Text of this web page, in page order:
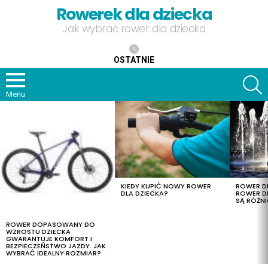
Rowerek dla dziecka
Jak wybrać rower dla dziecka
OSTATNIE
Menu
ROWER DOPASOWANY DO
WZROSTU DZIECKA
GWARANTUJE KOMFORT I
BEZPIECZEŃSTWO JAZDY. JAK
WYBRAĆ IDEALNY ROZMIAR?
KIEDY KUPIĆ NOWY ROWER
DLA DZIECKA?
ROWER
ROWER
SĄ